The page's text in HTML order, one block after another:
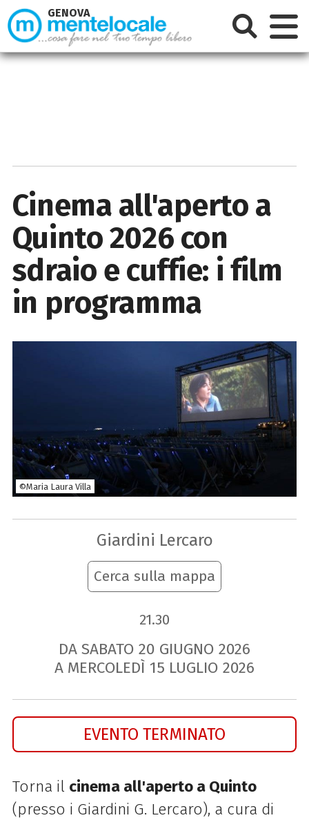
Cinema all'aperto a
Quinto 2026 con
sdraio e cuffie: i film
in programma
©Maria Laura Villa
Giardini Lercaro
Cerca sulla mappa
21.30
DA SABATO 20 GIUGNO 2026
A MERCOLEDÌ 15 LUGLIO 2026
EVENTO TERMINATO
Torna il cinema all'aperto a Quinto
(presso i Giardini G. Lercaro), a cura di
GENOVA